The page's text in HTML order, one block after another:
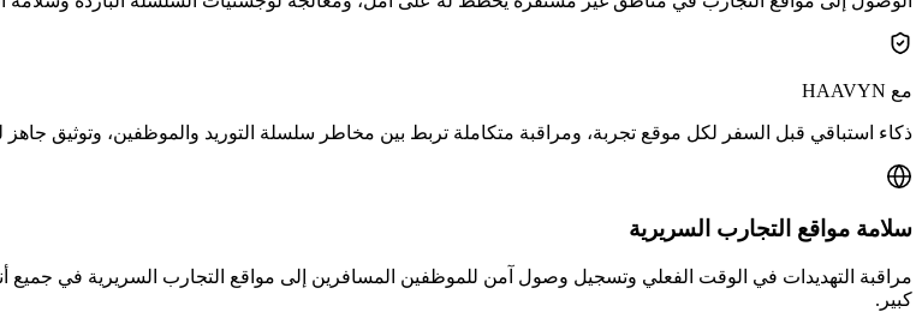
مع HAAVYN
ذكاء استباقي قبل السفر لكل موقع تجربة، ومراقبة متكاملة تربط بين مخاطر سلسلة التوريد والموظفين، وتوثيق جاهز
سلامة مواقع التجارب السريرية
مراقبة التهديدات في الوقت الفعلي وتسجيل وصول آمن للموظفين المسافرين إلى مواقع التجارب السريرية في جميع
كبير.